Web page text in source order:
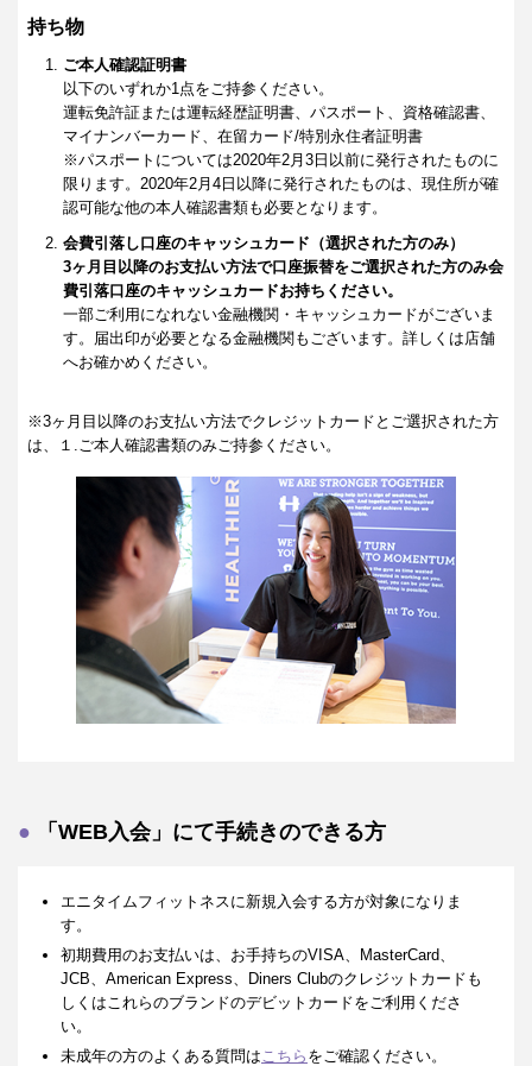
持ち物
ご本人確認証明書
以下のいずれか1点をご持参ください。
運転免許証または運転経歴証明書、パスポート、資格確認書、
マイナンバーカード、在留カード/特別永住者証明書
※パスポートについては2020年2月3日以前に発行されたものに
限ります。2020年2月4日以降に発行されたものは、現住所が確
認可能な他の本人確認書類も必要となります。
会費引落し口座のキャッシュカード（選択された方のみ）
3ヶ月目以降のお支払い方法で口座振替をご選択された方のみ会
費引落口座のキャッシュカードお持ちください。
一部ご利用になれない金融機関・キャッシュカードがございま
す。届出印が必要となる金融機関もございます。詳しくは店舗
へお確かめください。
※3ヶ月目以降のお支払い方法でクレジットカードとご選択された方
は、１.ご本人確認書類のみご持参ください。
「WEB入会」にて手続きのできる方
エニタイムフィットネスに新規入会する方が対象になりま
す。
初期費用のお支払いは、お手持ちのVISA、MasterCard、
JCB、American Express、Diners Clubのクレジットカードも
しくはこれらのブランドのデビットカードをご利用くださ
い。
未成年の方のよくある質問はこちら をご確認ください。